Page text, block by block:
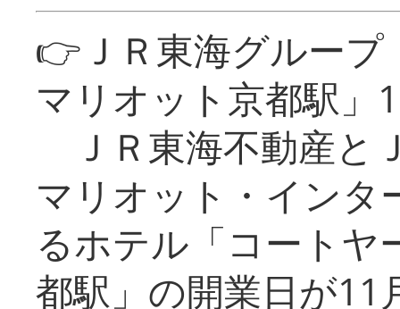
👉ＪＲ東海グルー
マリオット京都駅」
ＪＲ東海不動産と
マリオット・インタ
るホテル「コートヤ
都駅」の開業日が11